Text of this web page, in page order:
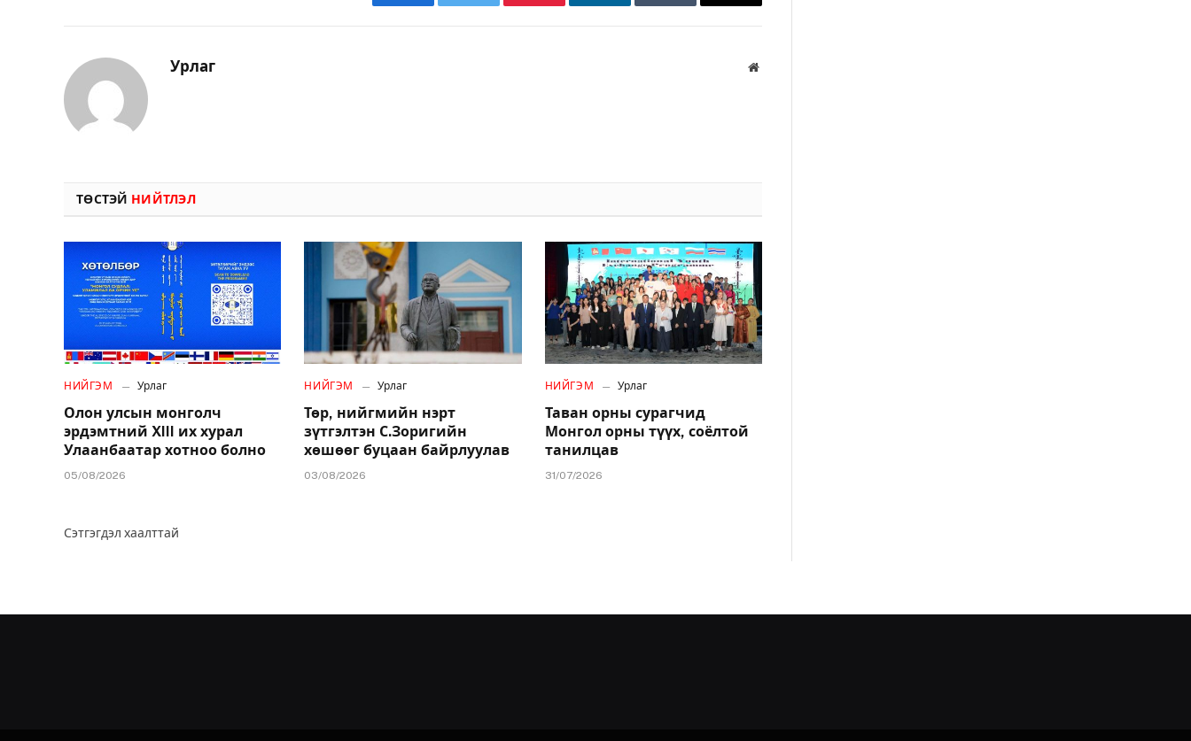
Facebook Twitter Pinterest LinkedIn Tumblr Имэйл
Урлаг Вэбсайт
ТӨСТЭЙ НИЙТЛЭЛ
НИЙГЭМ Урлаг
Олон улсын монголч
эрдэмтний XIII их хурал
Улаанбаатар хотноо болно
05/08/2026
НИЙГЭМ Урлаг
Төр, нийгмийн нэрт
зүтгэлтэн С.Зоригийн
хөшөөг буцаан байрлуулав
03/08/2026
НИЙГЭМ Урлаг
Таван орны сурагчид
Монгол орны түүх, соёлтой
танилцав
31/07/2026
Сэтгэгдэл хаалттай